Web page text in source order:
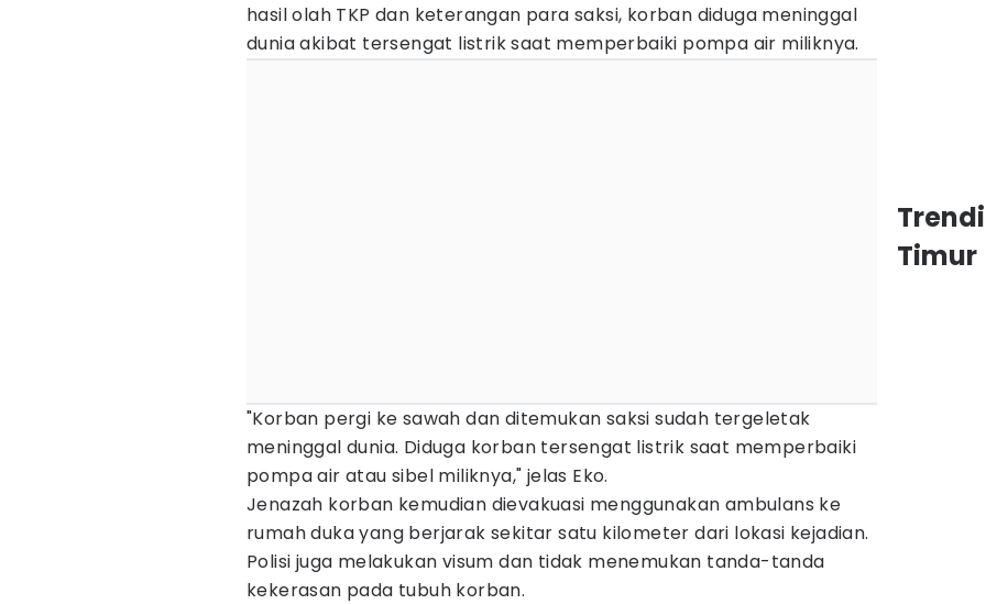
hasil olah TKP dan keterangan para saksi, korban diduga meninggal
dunia akibat tersengat listrik saat memperbaiki pompa air miliknya.
"Korban pergi ke sawah dan ditemukan saksi sudah tergeletak
meninggal dunia. Diduga korban tersengat listrik saat memperbaiki
pompa air atau sibel miliknya," jelas Eko.
Jenazah korban kemudian dievakuasi menggunakan ambulans ke
rumah duka yang berjarak sekitar satu kilometer dari lokasi kejadian.
Polisi juga melakukan visum dan tidak menemukan tanda-tanda
kekerasan pada tubuh korban.
Timur